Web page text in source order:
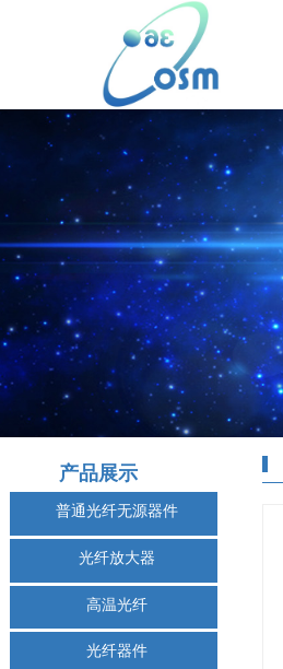
产品展示
普通光纤无源器件
光纤放大器
高温光纤
光纤器件